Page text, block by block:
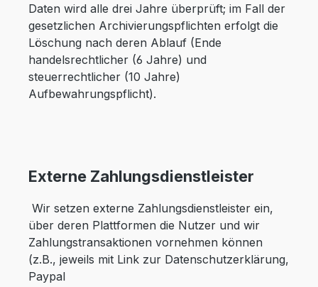
Daten wird alle drei Jahre überprüft; im Fall der
gesetzlichen Archivierungspflichten erfolgt die
Löschung nach deren Ablauf (Ende
handelsrechtlicher (6 Jahre) und
steuerrechtlicher (10 Jahre)
Aufbewahrungspflicht).
Externe Zahlungsdienstleister
Wir setzen externe Zahlungsdienstleister ein,
über deren Plattformen die Nutzer und wir
Zahlungstransaktionen vornehmen können
(z.B., jeweils mit Link zur Datenschutzerklärung,
Paypal